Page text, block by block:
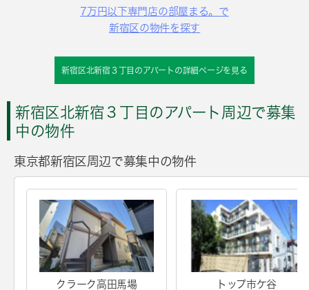
7万円以下専門店の部屋まる。で
新宿区の物件を探す
新宿区北新宿３丁目のアパートの詳細ページを見る
新宿区北新宿３丁目のアパート周辺で募集
中の物件
東京都新宿区周辺で募集中の物件
クラーク高田馬場 トップ市ケ谷